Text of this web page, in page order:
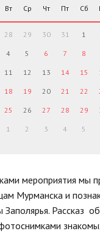
мероприятия мы
Мурманска и
Рассказ
Вт Ср Чт Пт Сб
28 29 30 31 1
4 5 6 7 8
11 12 13 14 15
18 19 20 21 22
25 26 27 28 29
1 2 3 4 5